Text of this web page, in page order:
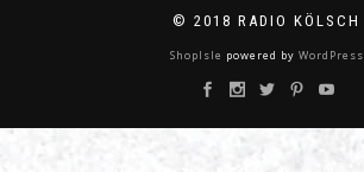
© 2018 RADIO KÖLSCH
ShopIsle powered by WordPress